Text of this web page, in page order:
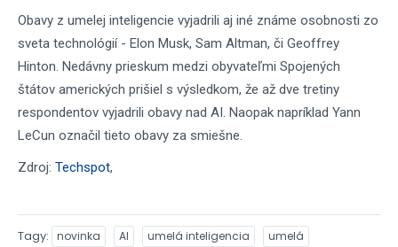
Obavy z umelej inteligencie vyjadrili aj iné známe osobnosti zo
sveta technológií - Elon Musk, Sam Altman, či Geoffrey
Hinton. Nedávny prieskum medzi obyvateľmi Spojených
štátov amerických prišiel s výsledkom, že až dve tretiny
respondentov vyjadrili obavy nad AI. Naopak napríklad Yann
LeCun označil tieto obavy za smiešne.
Zdroj: Techspot,
Tagy novinka AI umelá inteligencia
umelá